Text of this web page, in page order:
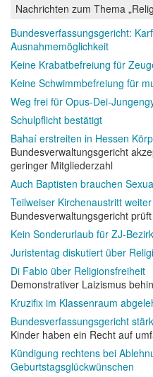
Nachrichten zum Thema
Bundesverfassungsgericht:
Ausnahmemöglichkeit
Keine Krabatbefreiung für
Keine Schwimmbefreiung für
Weg frei für Opus-Dei-
Schulpflicht bestätigt
Bahaí erstreiten in Hessen
Bundesverwaltungsgericht
geringer Mitgliederzahl
Auch Baptisten brauchen
Teilweiser Kirchenaustritt
Bundesverwaltungsgericht
Kein Sonderurlaub für ZJ-
Juristentag diskutiert über
Di Fabio über Religionsfreiheit
Demonstrativer Laizismus
Kruzifix im Klassenraum
Bundesverfassungsgericht
Kinder haben ein Recht auf
Kündigung rechtens bei
Geburtstagsglückwünschen